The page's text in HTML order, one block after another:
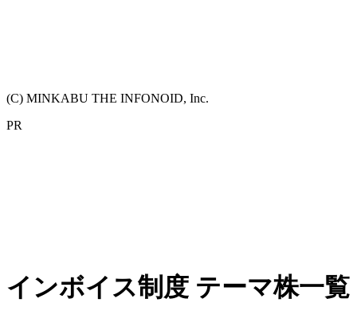
(C) MINKABU THE INFONOID, Inc.
PR
インボイス制度 テーマ株一覧